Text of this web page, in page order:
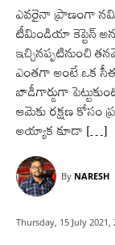
ఎవరైనా ప్రాణంగా
టీమిండియా కెప్టెన్
ఇచ్చినప్పటినుంచి
ఎంతగా అంటే ఒక
బాడీగార్డుగా
ఆమెకు రక్షణ కోసం
అయ్యాక కూడా […]
By NARESH
Thursday, 15 July 2021,